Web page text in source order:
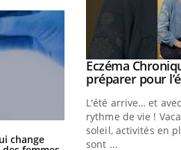
change La sieste
la nuit ?
: et si on
de type 2
chez les
Youtube
Eczéma
préparer pour
L'été arrive… et
rythme de vie !
soleil, activités en
sont ...